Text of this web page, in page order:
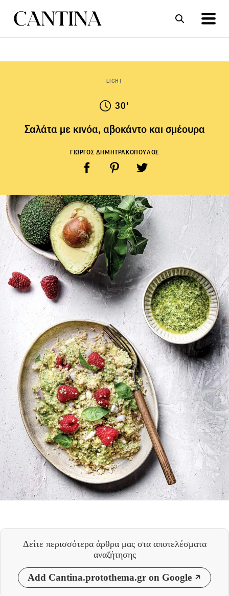
LIGHT
30'
Σαλάτα με κινόα, αβοκάντο και σμέουρα
ΓΙΩΡΓΟΣ ΔΗΜΗΤΡΑΚΟΠΟΥΛΟΣ
Δείτε περισσότερα άρθρα μας στα αποτελέσματα
αναζήτησης
Add Cantina.protothema.gr on Google